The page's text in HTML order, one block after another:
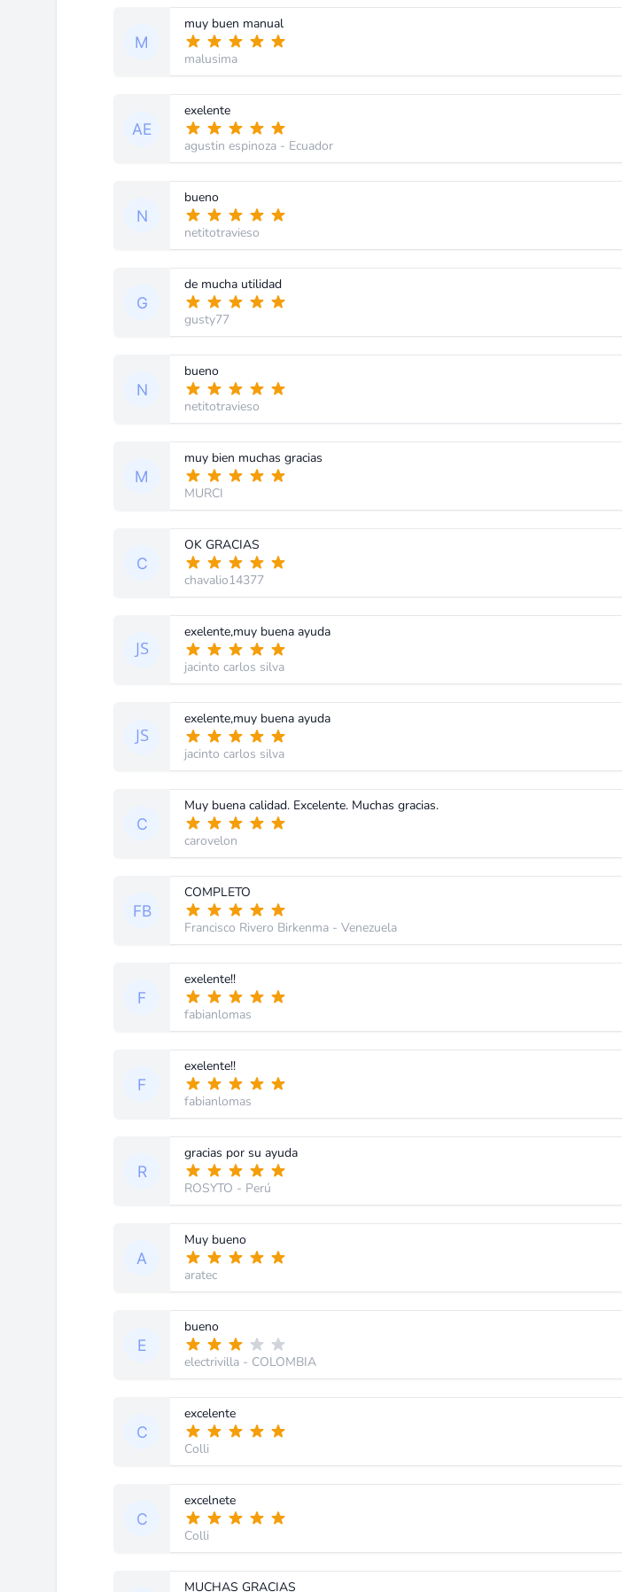
muy buen manual
malusima
exelente
agustin espinoza - Ecuador
bueno
netitotravieso
de mucha utilidad
gusty77
bueno
netitotravieso
muy bien muchas gracias
MURCI
OK GRACIAS
chavalio14377
exelente,muy buena ayuda
jacinto carlos silva
exelente,muy buena ayuda
jacinto carlos silva
Muy buena calidad. Excelente. Muchas gracias.
carovelon
COMPLETO
Francisco Rivero Birkenma - Venezuela
exelente!!
fabianlomas
exelente!!
fabianlomas
gracias por su ayuda
ROSYTO - Perú
Muy bueno
aratec
bueno
electrivilla - COLOMBIA
excelente
Colli
excelnete
Colli
MUCHAS GRACIAS